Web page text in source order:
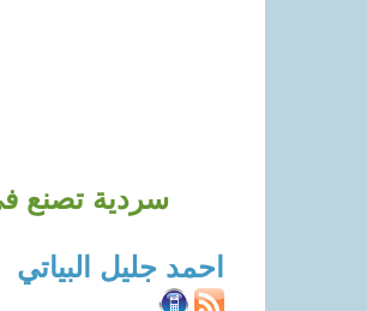
سردية تصنع
احمد جليل البياتي